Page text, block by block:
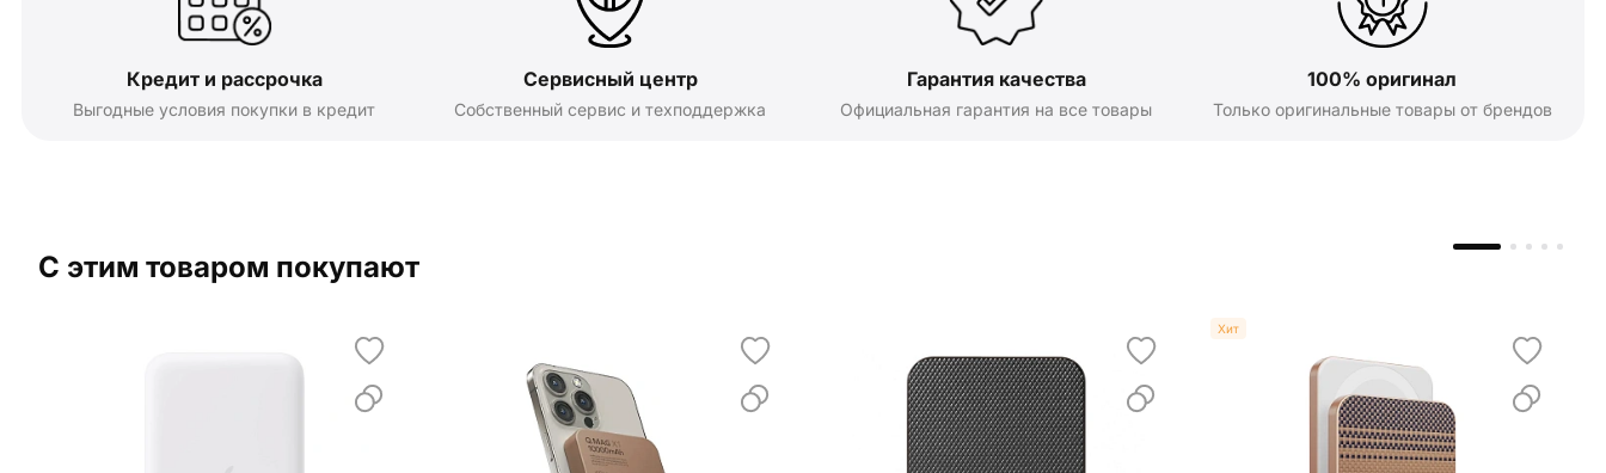
Кредит и рассрочка
Выгодные условия покупки в кредит
Сервисный центр
Собственный сервис и техподдержка
Гарантия качества
Официальная гарантия на все товары
100% оригинал
Только оригинальные товары от брендов
С этим товаром покупают
Хит